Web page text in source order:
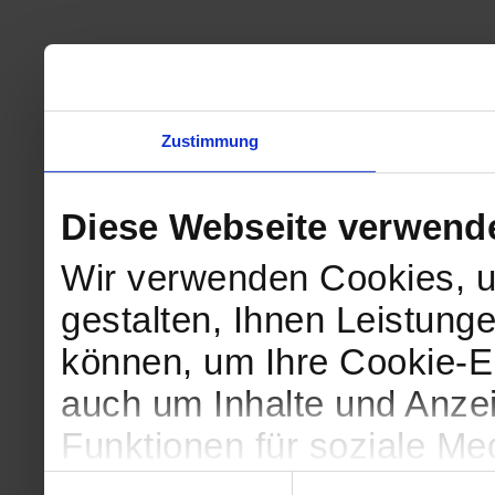
Zustimmung
Diese Webseite
Wir verwenden Cookies,
gestalten, Ihnen
können, um Ihre Cookie-
auch um Inhalte und
Funktionen für soziale